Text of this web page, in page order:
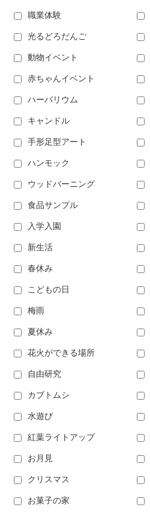
職業体験
光るどろだんご
動物イベント
赤ちゃんイベント
ハーバリウム
キャンドル
手形足型アート
ハンモック
ウッドバーニング
食品サンプル
入学入園
新生活
春休み
こどもの日
梅雨
夏休み
花火ができる場所
自由研究
カブトムシ
水遊び
紅葉ライトアップ
お月見
クリスマス
お菓子の家